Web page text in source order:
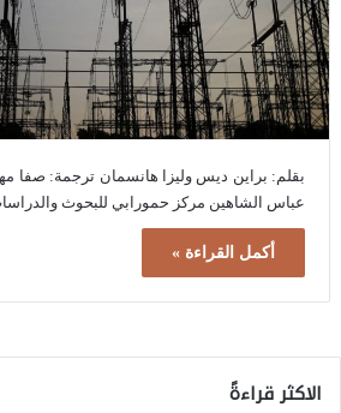
بقلم: براين ديس وليزا هانسمان ترجمة: صفا
عباس الشاهين مركز حمورابي للبحوث
أكمل القراءة »
الاكثر قراءةً